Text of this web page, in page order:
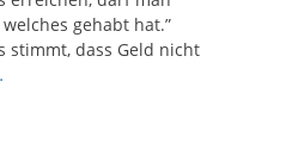
gehabt hat.”
stimmt, dass Geld nicht